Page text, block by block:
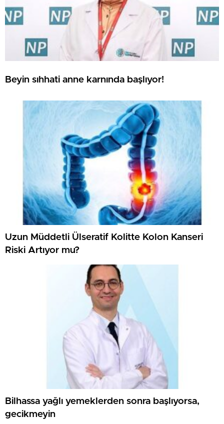
Beyin sıhhati anne karnında başlıyor!
Uzun Müddetli Ülseratif Kolitte Kolon Kanseri
Riski Artıyor mu?
Bilhassa yağlı yemeklerden sonra başlıyorsa,
gecikmeyin